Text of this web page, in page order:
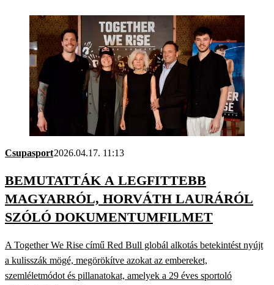
Csupasport2026.04.17. 11:13
BEMUTATTÁK A LEGFITTEBB
MAGYARRÓL, HORVÁTH LAURÁRÓL
SZÓLÓ DOKUMENTUMFILMET
A Together We Rise című Red Bull globál alkotás betekintést nyújt
a kulisszák mögé, megörökítve azokat az embereket,
szemléletmódot és pillanatokat, amelyek a 29 éves sportoló